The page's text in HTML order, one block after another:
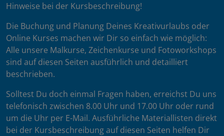
Hinweise bei der Kursbeschreibung!
Die Buchung und Planung Deines Kreativurlaubs oder
Online Kurses machen wir Dir so einfach wie möglich:
Alle unsere Malkurse, Zeichenkurse und Fotoworkshops
sind auf diesen Seiten ausführlich und detailliert
beschrieben.
Solltest Du doch einmal Fragen haben, erreichst Du uns
telefonisch zwischen 8.00 Uhr und 17.00 Uhr oder rund
um die Uhr per E-Mail. Ausführliche Materiallisten direkt
bei der Kursbeschreibung auf diesen Seiten helfen Dir